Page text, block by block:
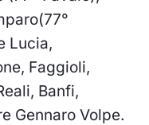
Lucia,
Faggioli,
Banfi,
Gennaro Volpe.